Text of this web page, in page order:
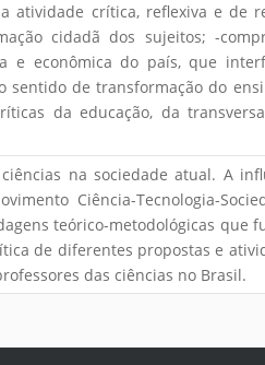
atividade crítica, reflexiva e de
cidadã dos sujeitos; -
e econômica do país, que
sentido de transformação do
da educação, da
na sociedade atual. A
Ciência-Tecnologia-
teórico-metodológicas que
de diferentes propostas e
das ciências no Brasil.